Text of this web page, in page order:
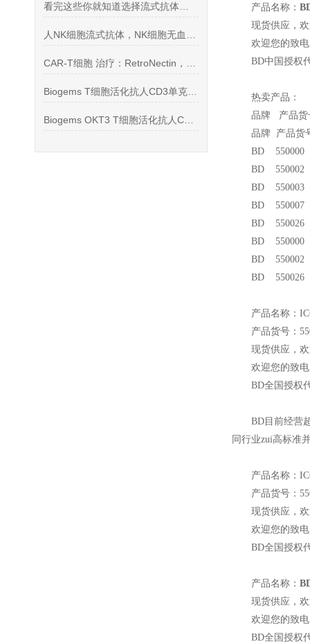
产品名称：
现货供应，
欢迎您的
BD中国授权
热卖产品：
品牌 产品
品牌 产品货
BD 550000
BD 550002
BD 550003
BD 550007
BD 550026
BD 550000
BD 550002
BD 550026
产品名称：
产品货号：
现货供应，
欢迎您的
BD全国 授权
BD 目前经营
同行业zui高标准
产品名称：
产品货号：
现货供应，
欢迎您的
BD全国授权
产品名称：
现货供应，
欢迎您的
BD全国授权